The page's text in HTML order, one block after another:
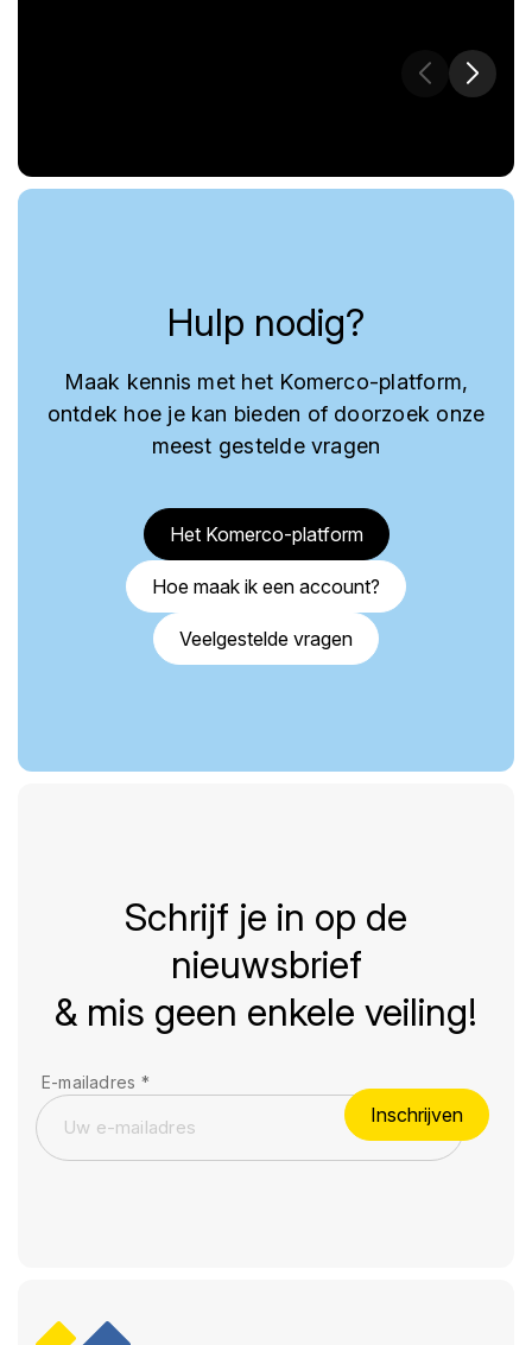
Hulp nodig?
Maak kennis met het Komerco-platform,
ontdek hoe je kan bieden of doorzoek onze
meest gestelde vragen
Het Komerco-platform
Hoe maak ik een account?
Veelgestelde vragen
Schrijf je in op de
nieuwsbrief
& mis geen enkele veiling!
E-mailadres *
Inschrijven